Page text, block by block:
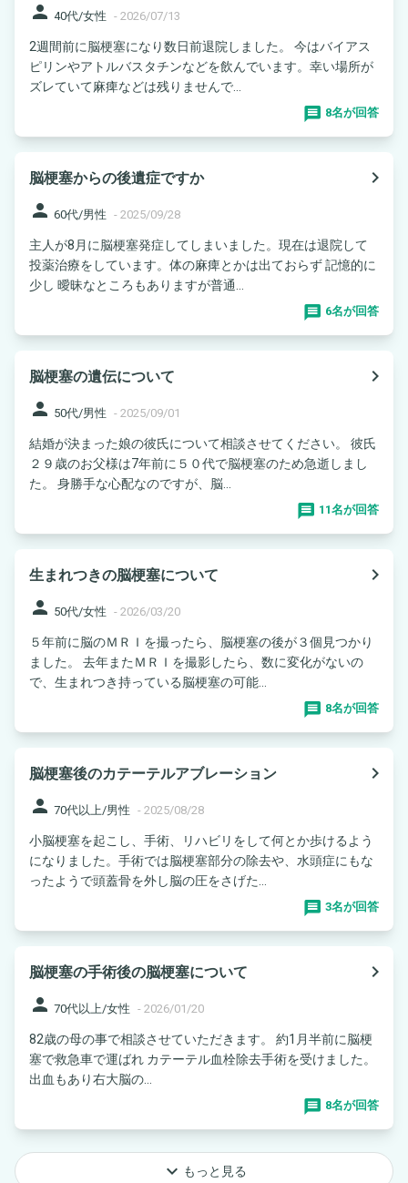
person 40代/女性 - 2026/07/13
2週間前に脳梗塞になり数日前退院しました。 今はバイアス
ピリンやアトルバスタチンなどを飲んでいます。幸い場所が
ズレていて麻痺などは残りませんで...
8名が回答
脳梗塞からの後遺症ですか
navigate_next
person 60代/男性 - 2025/09/28
主人が8月に脳梗塞発症してしまいました。現在は退院して
投薬治療をしています。体の麻痺とかは出ておらず 記憶的に
少し 曖昧なところもありますが普通...
6名が回答
脳梗塞の遺伝について
navigate_next
person 50代/男性 - 2025/09/01
結婚が決まった娘の彼氏について相談させてください。 彼氏
２９歳のお父様は7年前に５０代で脳梗塞のため急逝しまし
た。 身勝手な心配なのですが、脳...
11名が回答
生まれつきの脳梗塞について
navigate_next
person 50代/女性 - 2026/03/20
５年前に脳のＭＲＩを撮ったら、脳梗塞の後が３個見つかり
ました。 去年またＭＲＩを撮影したら、数に変化がないの
で、生まれつき持っている脳梗塞の可能...
8名が回答
脳梗塞後のカテーテルアブレーション
navigate_next
person 70代以上/男性 - 2025/08/28
小脳梗塞を起こし、手術、リハビリをして何とか歩けるよう
になりました。手術では脳梗塞部分の除去や、水頭症にもな
ったようで頭蓋骨を外し脳の圧をさげた...
3名が回答
脳梗塞の手術後の脳梗塞について
navigate_next
person 70代以上/女性 - 2026/01/20
82歳の母の事で相談させていただきます。 約1月半前に脳梗
塞で救急車で運ばれ カテーテル血栓除去手術を受けました。
出血もあり右大脳の...
8名が回答
keyboard_arrow_down もっと見る